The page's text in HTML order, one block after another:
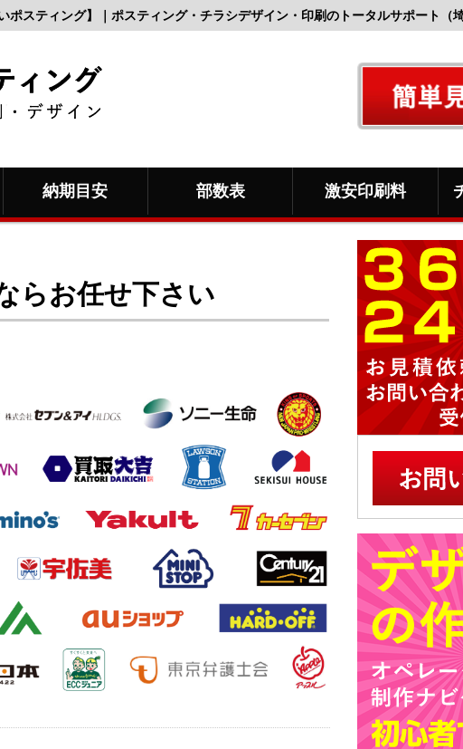
スティング】｜ポスティング・チラシデザイン・印刷のトータルサポート（
納期目安 部数表 激安印刷料
らお任せ下さい